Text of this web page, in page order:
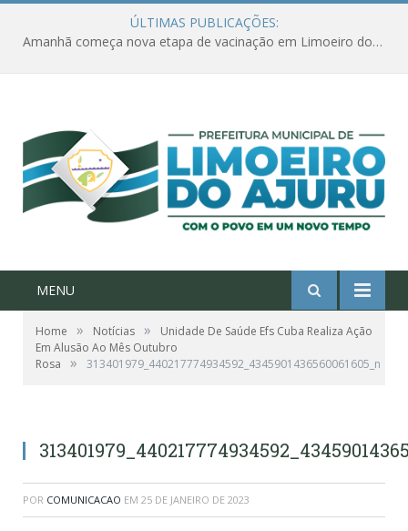
ÚLTIMAS PUBLICAÇÕES:
Amanhã começa nova etapa de vacinação em Limoeiro do Ajuru para idosos com 65 ou mais
MENU
Home » Notícias »
Unidade De Saúde Efs Cuba Realiza Ação
Em Alusão Ao Mês Outubro
Rosa
» 313401979_440217774934592_4345901436560061605_n
POR COMUNICACAO EM 25 DE JANEIRO DE 2023